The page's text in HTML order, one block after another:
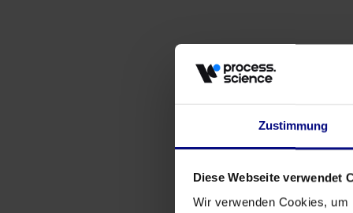
Zustimmung
Diese Webseite verwendet
Wir verwenden Cookies,
Perché l'approvvigionamento ha bisogno